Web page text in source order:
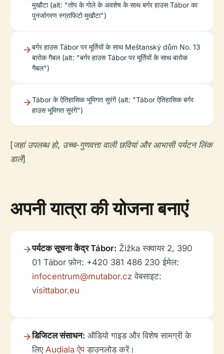
मुखौटा (alt: "तोप के गोले के अवशेष के साथ बर्गर हाउस Tábor का
पुनर्जागरण स्ग्राफिटो मुखौटा")
बर्गर हाउस Tábor पर मूर्तियों के साथ Meštanský dům No. 13
बारोक गैबल (alt: "बर्गर हाउस Tábor पर मूर्तियों के साथ बारोक
गैबल")
Tábor के ऐतिहासिक भूमिगत सुरंगें (alt: "Tábor ऐतिहासिक बर्गर
हाउस भूमिगत सुरंगें")
[जहां उपलब्ध हो, उच्च-गुणवत्ता वाली छवियां और आभासी पर्यटन लिंक
डालें]
अपनी यात्रा की योजना बनाएं
पर्यटक सूचना केंद्र Tábor: Žižka स्क्वायर 2, 390
01 Tábor फ़ोन: +420 381 486 230 ईमेल:
infocentrum@mutabor.cz वेबसाइट:
visittabor.eu
डिजिटल संसाधन: ऑडियो गाइड और विशेष सामग्री के
लिए Audiala ऐपडाउनलोड करें।